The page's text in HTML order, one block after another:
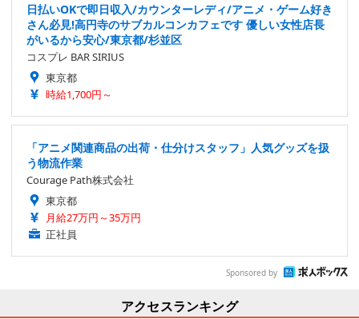
日払いOKで即日収入/カウンターレディ/アニメ・ゲーム好き
さん必見!高円寺のサブカルコンカフェです 優しい女性店長
がいるから安心/東京都/杉並区
コスプレ BAR SIRIUS
東京都
時給1,700円～
「アニメ関連商品の出荷・仕分けスタッフ」人気グッズを扱
う物流作業
Courage Path株式会社
東京都
月給27万円～35万円
正社員
Sponsored by
アクセスランキング